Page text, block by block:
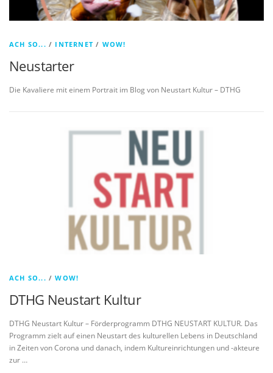
ACH SO... / INTERNET / WOW!
Neustarter
Die Kavaliere mit einem Portrait im Blog von Neustart Kultur – DTHG
ACH SO... /WOW!
DTHG Neustart Kultur
DTHG Neustart Kultur – Förderprogramm DTHG NEUSTART KULTUR. Das
Programm zielt auf einen Neustart des kulturellen Lebens in Deutschland
in Zeiten von Corona und danach, indem Kultureinrichtungen und -akteure
zur …